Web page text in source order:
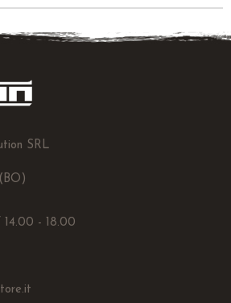
SRL
- 18.00